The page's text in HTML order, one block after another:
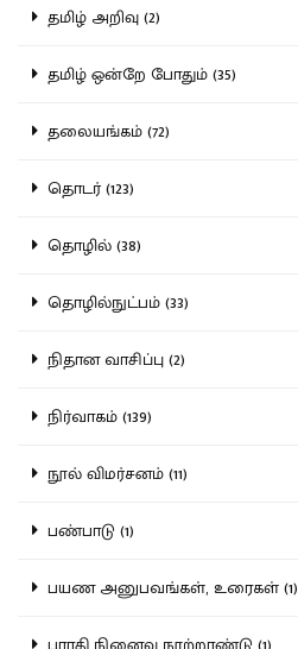
தமிழ் அறிவு (2)
தமிழ் ஒன்றே போதும் (35)
தலையங்கம் (72)
தொடர் (123)
தொழில் (38)
தொழில்நுட்பம் (33)
நிதான வாசிப்பு (2)
நிர்வாகம் (139)
நூல் விமர்சனம் (11)
பண்பாடு (1)
பயண அனுபவங்கள், உரைகள் (1)